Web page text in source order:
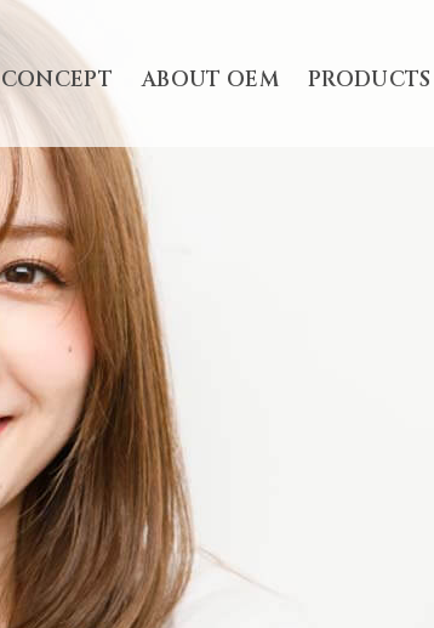
CONCEPT ABOUT OEM PRODUCTS